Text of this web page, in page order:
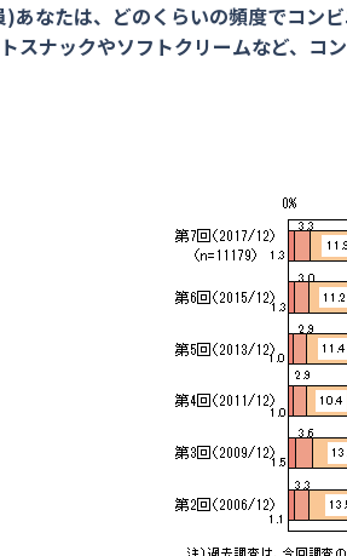
)あなたは、どのくらいの頻度でコン
スナックやソフトクリームなど、コ